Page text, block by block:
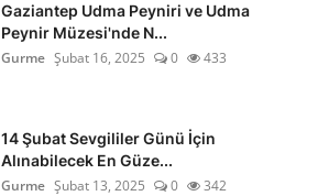
Gaziantep Udma Peyniri ve Udma
Peynir Müzesi'nde N...
Gurme Şubat 16, 2025 0 433
14 Şubat Sevgililer Günü İçin
Alınabilecek En Güze...
Gurme Şubat 13, 2025 0 342